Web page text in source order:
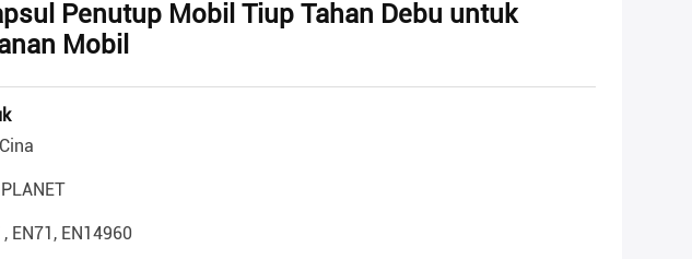
Penutup Mobil Tiup Tahan Debu untuk
Mobil
Cina
PLANET
, EN71, EN14960